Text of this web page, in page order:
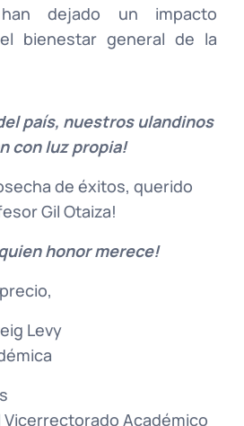
dejado un impacto
bienestar general de la
país, nuestros ulandinos
con luz propia!
de éxitos, querido
Gil Otaiza!
honor merece!
Levy
Académico